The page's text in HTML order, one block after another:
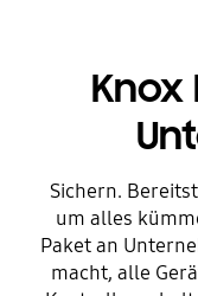
Sichern.
um alles
Paket an
macht, alle